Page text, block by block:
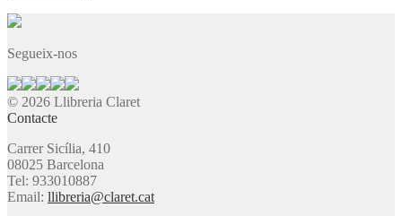
Segueix-nos
© 2026 Llibreria Claret
Contacte
Carrer Sicília, 410
08025 Barcelona
Tel: 933010887
Email: llibreria@claret.cat